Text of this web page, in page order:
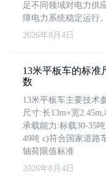
足不同领域对电力供
障电力系统稳定运行。
2026年8月4日
13米平板车的标准
数
13米平板车主要技术
尺寸:长13m×宽
承载能力:标载30-35
49吨 c)符合国家道路
轴荷限值标准
2026年8月4日